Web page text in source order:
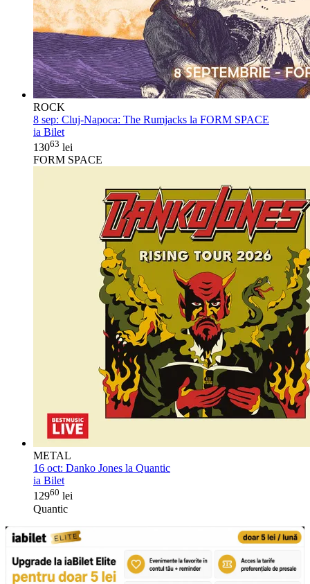
ROCK
8 sep: Cluj-Napoca: The Rumjacks la FORM SPACE
ia Bilet
13063 lei
FORM SPACE
METAL
16 oct: Danko Jones la Quantic
ia Bilet
12960 lei
Quantic